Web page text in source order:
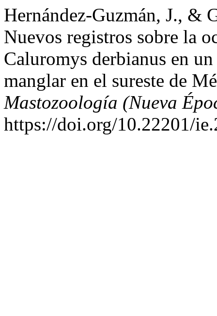
Hernández-Guzmán, J., &
Nuevos registros sobre la
Caluromys derbianus en
manglar en el sureste de
Mastozoología (Nueva
https://doi.org/10.22201/